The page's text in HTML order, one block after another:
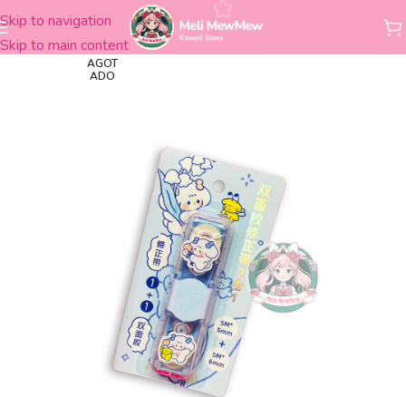
Skip to navigation
Skip to main content
Inicio Librería Correctores
AGOT
ADO